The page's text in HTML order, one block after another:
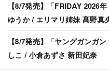
【8/7発売】「FRIDAY 2026
ゆうか / エリマリ姉妹 髙野真
【8/7発売】「ヤングガンガ
しこ / 小倉あずさ 新田妃奈